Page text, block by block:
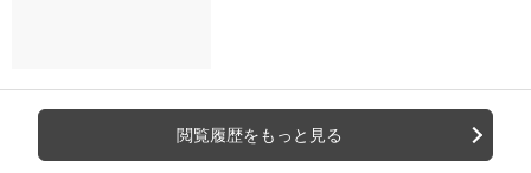
閲覧履歴をもっと見る